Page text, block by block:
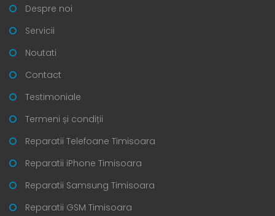
Despre noi
Servicii
Noutati
Contact
Testimoniale
Termeni și condiții
Reparatii Telefoane Timisoara
Reparatii iPhone Timisoara
Reparatii Samsung Timisoara
Reparatii GSM Timisoara